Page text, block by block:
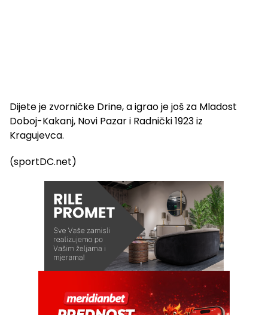
Dijete je zvorničke Drine, a igrao je još za Mladost
Doboj-Kakanj, Novi Pazar i Radnički 1923 iz
Kragujevca.
(sportDC.net)